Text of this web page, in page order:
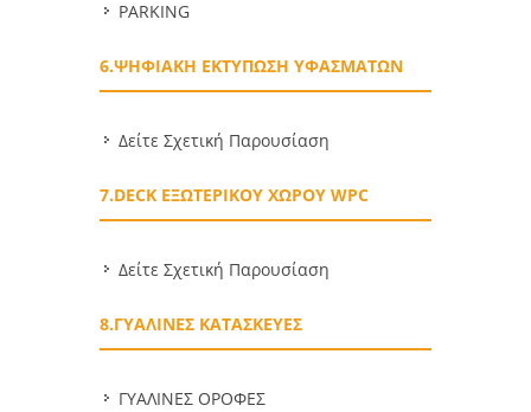
PARKING
6.ΨΗΦΙΑΚΗ ΕΚΤΥΠΩΣΗ ΥΦΑΣΜΑΤΩΝ
Δείτε Σχετική Παρουσίαση
7.DECK ΕΞΩΤΕΡΙΚΟΥ ΧΩΡΟΥ WPC
Δείτε Σχετική Παρουσίαση
8.ΓΥΑΛΙΝΕΣ ΚΑΤΑΣΚΕΥΕΣ
ΓΥΑΛΙΝΕΣ ΟΡΟΦΕΣ